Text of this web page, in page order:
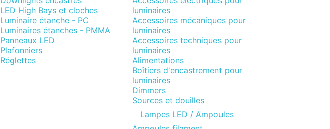
LED High Bays et cloches
Luminaire étanche - PC
Luminaires étanches - PMMA
Panneaux LED
Plafonniers
Réglettes
luminaires
Accessoires mécaniques pour
luminaires
Accessoires techniques pour
luminaires
Alimentations
Boîtiers d'encastrement pour
luminaires
Dimmers
Sources et douilles
Lampes LED / Ampoules